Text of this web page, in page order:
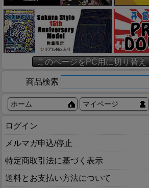
このページをPC用に切り替え
商品検索
ホーム マイページ
ログイン
メルマガ申込/停止
特定商取引法に基づく表示
送料とお支払い方法について